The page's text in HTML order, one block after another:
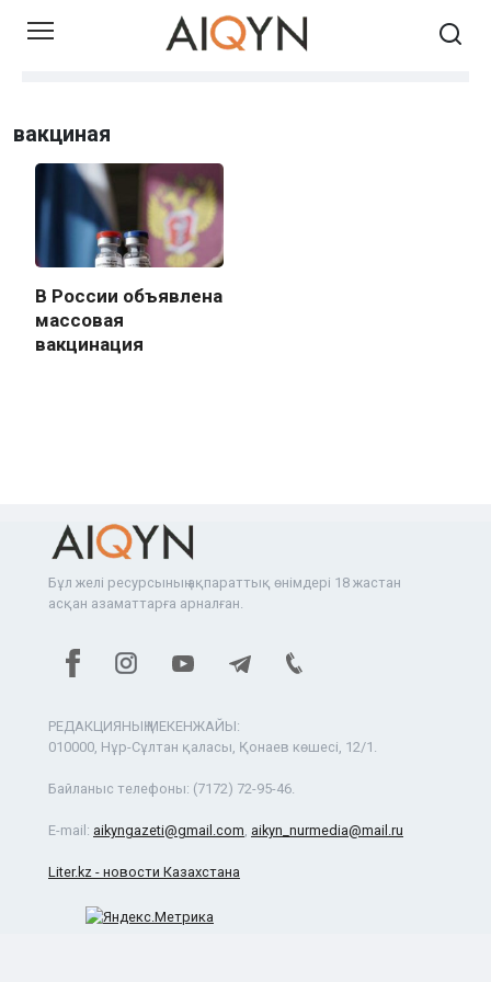
Skip
вакциная
В России объявлена
массовая
вакцинация
Бұл желі ресурсының ақпараттық өнімдері 18 жастан
асқан азаматтарға арналған.
РЕДАКЦИЯНЫҢ МЕКЕНЖАЙЫ:
010000, Нұр-Сұлтан қаласы, Қонаев көшесі, 12/1.
Байланыс телефоны: (7172) 72-95-46.
E-mail: aikyngazeti@gmail.com aikyn_nurmedia@mail.ru
Liter.kz - новости Казахстана